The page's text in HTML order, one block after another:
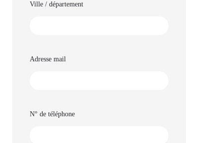
Ville / département
Adresse mail
N° de téléphone